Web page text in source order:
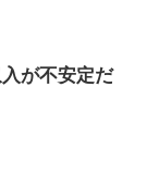
が不安定だ